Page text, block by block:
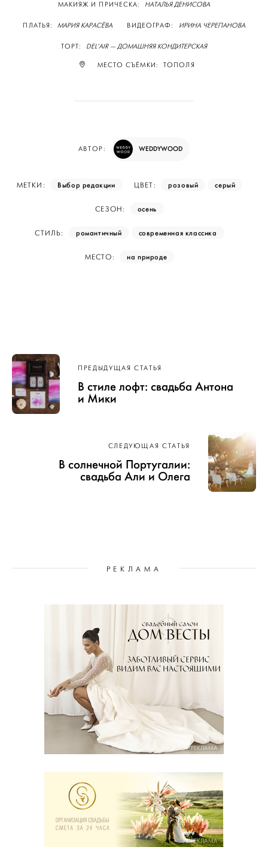
МАКИЯЖ И ПРИЧЕСКА: НАТАЛЬЯ ДЕНИСОВА
ПЛАТЬЯ: МАРИЯ КАРАСЁВА ВИДЕОГРАФ: ИРИНА ЧЕРЕПАНОВА
ТОРТ: DEL’AIR — ДОМАШНЯЯ КОНДИТЕРСКАЯ
МЕСТО СЪЁМКИ: ТОПОЛЯ
АВТОР: WEDDYWOOD
МЕТКИ: Выбор редакции ЦВЕТ: розовый серый
СЕЗОН: осень
СТИЛЬ: романтичный современная классика
МЕСТО: на природе
Навигация
по записям
ПРЕДЫДУЩАЯ СТАТЬЯ
В стиле лофт: свадьба Антона
и Мики
СЛЕДУЮЩАЯ СТАТЬЯ
В солнечной Португалии:
свадьба Али и Олега
РЕКЛАМА
РЕКЛАМА
РЕКЛАМА